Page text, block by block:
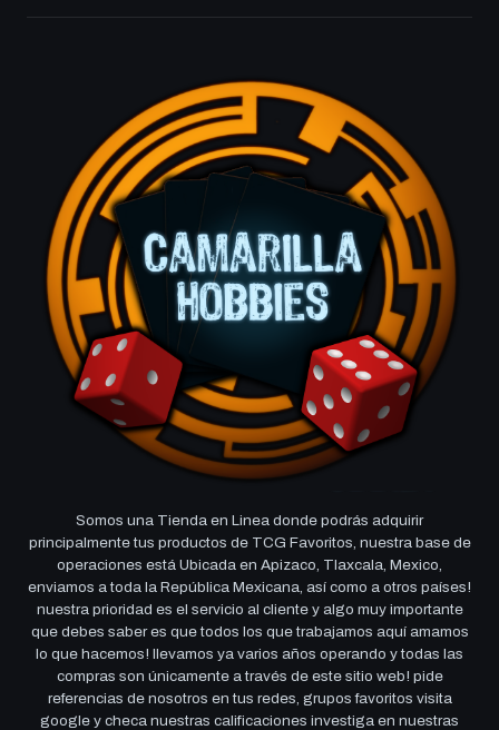
Somos una Tienda en Linea donde podrás adquirir
principalmente tus productos de TCG Favoritos, nuestra base de
operaciones está Ubicada en Apizaco, Tlaxcala, Mexico,
enviamos a toda la República Mexicana, así como a otros países!
nuestra prioridad es el servicio al cliente y algo muy importante
que debes saber es que todos los que trabajamos aquí amamos
lo que hacemos! llevamos ya varios años operando y todas las
compras son únicamente a través de este sitio web! pide
referencias de nosotros en tus redes, grupos favoritos visita
google y checa nuestras calificaciones investiga en nuestras